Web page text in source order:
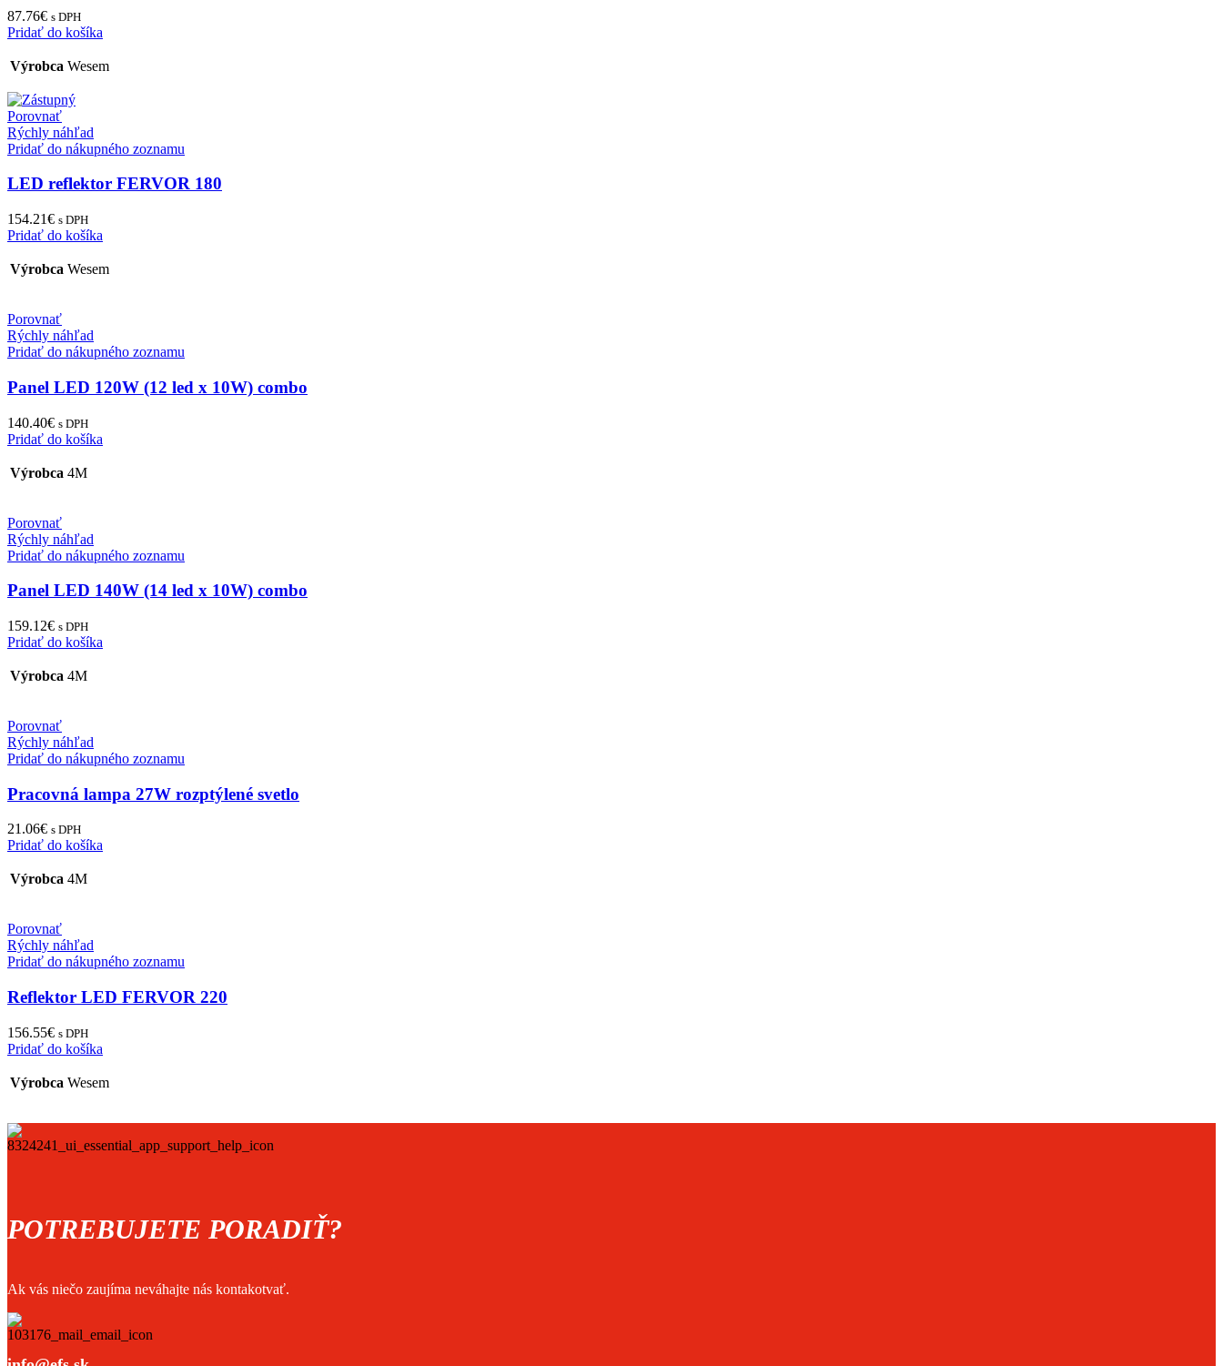
87.76€ s DPH
Pridať do košíka
Výrobca Wesem
Porovnať
Rýchly náhľad
Pridať do nákupného zoznamu
LED reflektor FERVOR 180
154.21€ s DPH
Pridať do košíka
Výrobca Wesem
Porovnať
Rýchly náhľad
Pridať do nákupného zoznamu
Panel LED 120W (12 led x 10W) combo
140.40€ s DPH
Pridať do košíka
Výrobca 4M
Porovnať
Rýchly náhľad
Pridať do nákupného zoznamu
Panel LED 140W (14 led x 10W) combo
159.12€ s DPH
Pridať do košíka
Výrobca 4M
Porovnať
Rýchly náhľad
Pridať do nákupného zoznamu
Pracovná lampa 27W rozptýlené svetlo
21.06€ s DPH
Pridať do košíka
Výrobca 4M
Porovnať
Rýchly náhľad
Pridať do nákupného zoznamu
Reflektor LED FERVOR 220
156.55€ s DPH
Pridať do košíka
Výrobca Wesem
POTREBUJETE PORADIŤ?
Ak vás niečo zaujíma neváhajte nás kontakotvať.